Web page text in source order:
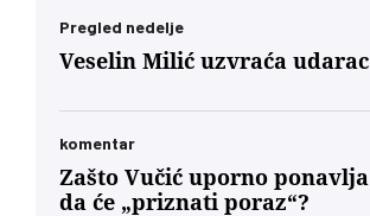
Pregled nedelje
Veselin Milić uzvraća udarac
komentar
Zašto Vučić uporno ponavlja
da će „priznati poraz“?